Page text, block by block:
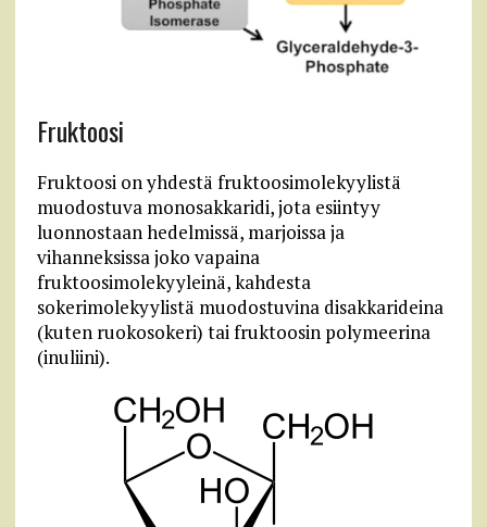
Fruktoosi
Fruktoosi on yhdestä fruktoosimolekyylistä
muodostuva monosakkaridi, jota esiintyy
luonnostaan hedelmissä, marjoissa ja
vihanneksissa joko vapaina
fruktoosimolekyyleinä, kahdesta
sokerimolekyylistä muodostuvina disakkarideina
(kuten ruokosokeri) tai fruktoosin polymeerina
(inuliini).